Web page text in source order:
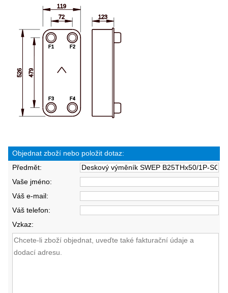
Objednat zboží nebo položit dotaz:
Předmět:
Vaše jméno:
Váš e-mail:
Váš telefon:
Vzkaz: